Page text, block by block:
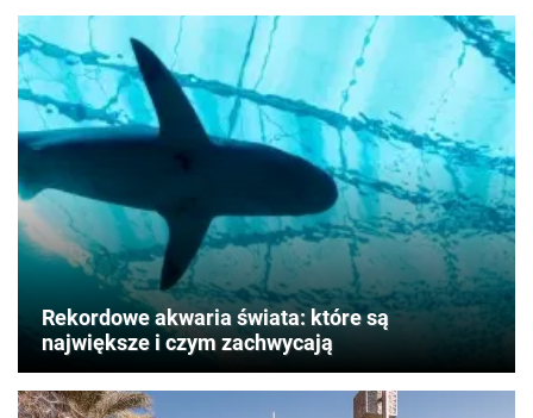
Rekordowe akwaria świata: które są
największe i czym zachwycają